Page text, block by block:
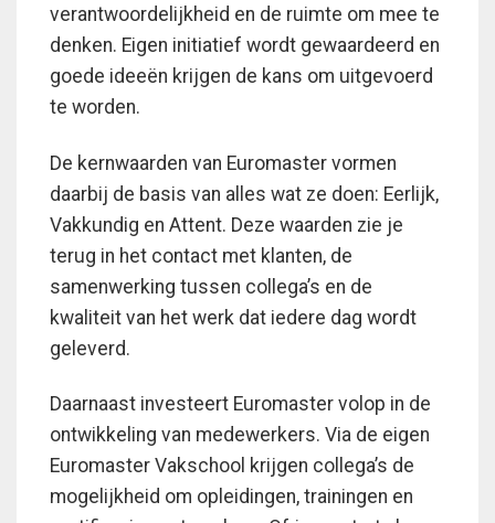
verantwoordelijkheid en de ruimte om mee te
denken. Eigen initiatief wordt gewaardeerd en
goede ideeën krijgen de kans om uitgevoerd
te worden.
De kernwaarden van Euromaster vormen
daarbij de basis van alles wat ze doen: Eerlijk,
Vakkundig en Attent. Deze waarden zie je
terug in het contact met klanten, de
samenwerking tussen collega’s en de
kwaliteit van het werk dat iedere dag wordt
geleverd.
Daarnaast investeert Euromaster volop in de
ontwikkeling van medewerkers. Via de eigen
Euromaster Vakschool krijgen collega’s de
mogelijkheid om opleidingen, trainingen en